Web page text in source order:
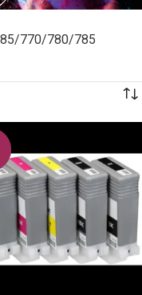
770/780/785